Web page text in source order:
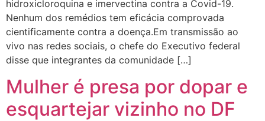
hidroxicloroquina e imervectina contra a Covid-19.
Nenhum dos remédios tem eficácia comprovada
cientificamente contra a doença.Em transmissão ao
vivo nas redes sociais, o chefe do Executivo federal
disse que integrantes da comunidade […]
Mulher é presa por dopar e
esquartejar vizinho no DF